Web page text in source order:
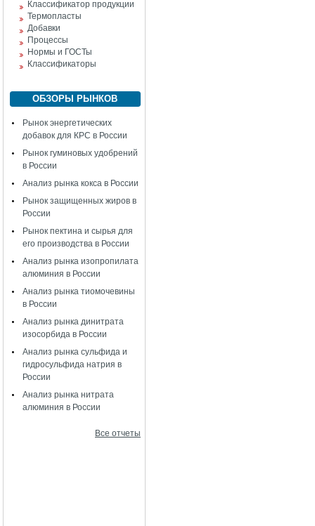
Классификатор продукции
Термопласты
Добавки
Процессы
Нормы и ГОСТы
Классификаторы
ОБЗОРЫ РЫНКОВ
Рынок энергетических
добавок для КРС в России
Рынок гуминовых удобрений
в России
Анализ рынка кокса в России
Рынок защищенных жиров в
России
Рынок пектина и сырья для
его производства в России
Анализ рынка изопропилата
алюминия в России
Анализ рынка тиомочевины
в России
Анализ рынка динитрата
изосорбида в России
Анализ рынка сульфида и
гидросульфида натрия в
России
Анализ рынка нитрата
алюминия в России
Все отчеты